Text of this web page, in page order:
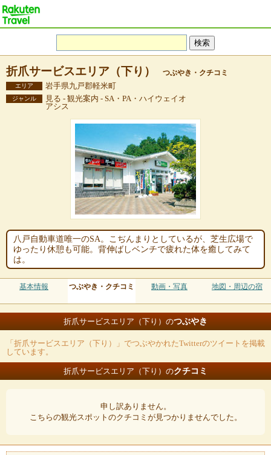
折爪サービスエリア（下り） つぶやき・クチコミ
エリア 岩手県九戸郡軽米町
ジャンル
見る - 観光案内 - SA・PA・ハイウェイオ
アシス
八戸自動車道唯一のSA。こぢんまりとしているが、芝生広場で
ゆったり休憩も可能。背伸ばしベンチで疲れた体を癒してみて
は。
基本情報 つぶやき・クチコミ 動画・写真 地図・周辺の宿
折爪サービスエリア（下り）のつぶやき
「折爪サービスエリア（下り）」でつぶやかれたTwitterのツイートを掲載
しています。
折爪サービスエリア（下り）のクチコミ
申し訳ありません。
こちらの観光スポットのクチコミが見つかりませんでした。